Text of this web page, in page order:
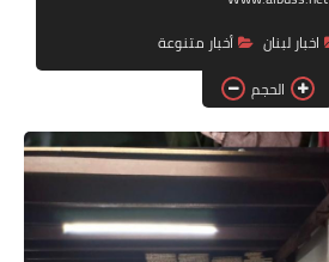
لك سيدتي
اخبار لبنان
أخبار متنوعة
الحجم